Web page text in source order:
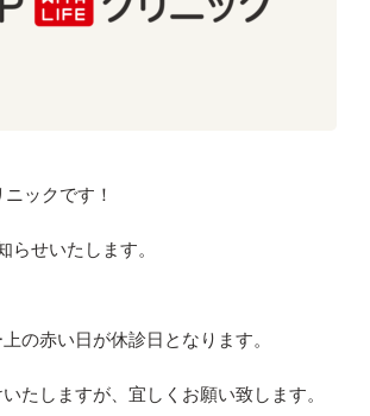
ックです！
らせいたします。
の赤い日が休診日となります。
たしますが、宜しくお願い致します。